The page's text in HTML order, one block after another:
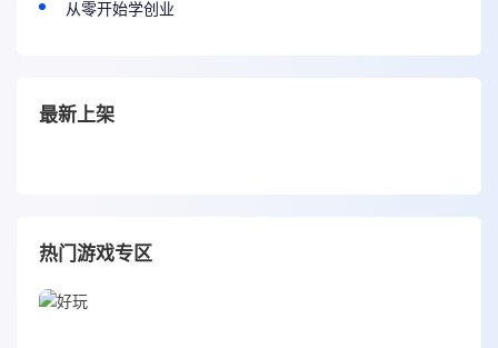
从零开始学创业
最新上架
热门游戏专区